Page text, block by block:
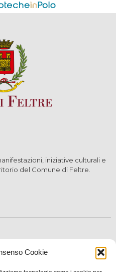
Cookie
iniziative culturali e
del Comune di Feltre.